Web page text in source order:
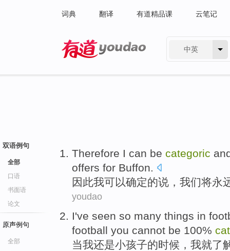
词典 翻译 有道精品课 云笔记
中英
双语例句
全部
口语
书面语
论文
原声例句
全部
Therefore I can be categoric
offers for Buffon.
因此我可以确定的说 ， 我们将永
youdao
I've seen so many things in
football you cannot be 100%
当我还是小孩子的时候，我就了